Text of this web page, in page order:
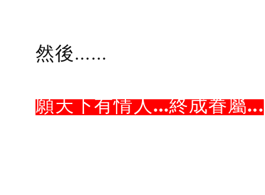
然後......
願天下有情人...終成眷屬...